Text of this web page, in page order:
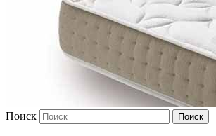
Поиск